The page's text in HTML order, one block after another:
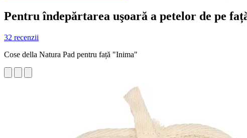
Pentru îndepărtarea uşoară a petelor de pe
32 recenzii
Cose della Natura Pad pentru față "Inima"